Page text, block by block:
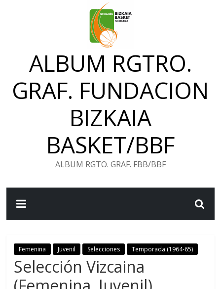
ALBUM RGTRO.
GRAF. FUNDACION
BIZKAIA
BASKET/BBF
ALBUM RGTO. GRAF. FBB/BBF
Femenina Juvenil Selecciones Temporada (1964-65)
Selección Vizcaina